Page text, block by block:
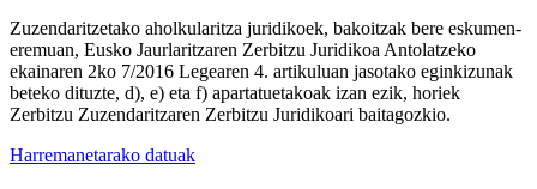
Zuzendaritzetako aholkularitza juridikoek, bakoitzak bere eskumen-
eremuan, Eusko Jaurlaritzaren Zerbitzu Juridikoa Antolatzeko
ekainaren 2ko 7/2016 Legearen 4. artikuluan jasotako eginkizunak
beteko dituzte, d), e) eta f) apartatuetakoak izan ezik, horiek
Zerbitzu Zuzendaritzaren Zerbitzu Juridikoari baitagozkio.
Harremanetarako datuak